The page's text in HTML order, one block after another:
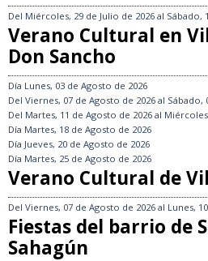
Del Miércoles, 29 de Julio de 2026 al Sábado,
Verano Cultural en
Don Sancho
Día Lunes, 03 de Agosto de 2026
Del Viernes, 07 de Agosto de 2026 al Sábado,
Del Martes, 11 de Agosto de 2026 al
Día Martes, 18 de Agosto de 2026
Día Jueves, 20 de Agosto de 2026
Día Martes, 25 de Agosto de 2026
Verano Cultural de
Del Viernes, 07 de Agosto de 2026 al Lunes,
Fiestas del barrio de
Sahagún